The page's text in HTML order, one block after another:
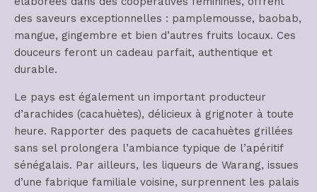
des saveurs exceptionnelles : pamplemousse, baobab,
mangue, gingembre et bien d’autres fruits locaux. Ces
douceurs feront un cadeau parfait, authentique et
durable.
Le pays est également un important producteur
d’arachides (cacahuètes), délicieux à grignoter à toute
heure. Rapporter des paquets de cacahuètes grillées
sans sel prolongera l’ambiance typique de l’apéritif
sénégalais. Par ailleurs, les liqueurs de Warang, issues
d’une fabrique familiale voisine, surprennent les palais